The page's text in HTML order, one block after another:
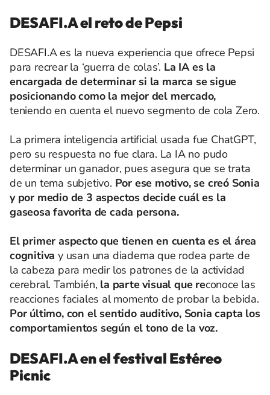
DESAFI.A el reto de Pepsi
DESAFI.A es la nueva experiencia que ofrece Pepsi
para recrear la ‘guerra de colas’. La IA es la
encargada de determinar si la marca se sigue
posicionando como la mejor del mercado,
teniendo en cuenta el nuevo segmento de cola Zero.
La primera inteligencia artificial usada fue ChatGPT,
pero su respuesta no fue clara. La IA no pudo
determinar un ganador, pues asegura que se trata
de un tema subjetivo. Por ese motivo, se creó Sonia
y por medio de 3 aspectos decide cuál es la
gaseosa favorita de cada persona.
El primer aspecto que tienen en cuenta es el área
cognitivay usan una diadema que rodea parte de
la cabeza para medir los patrones de la actividad
cerebral. También, la parte visual que reconoce las
reacciones faciales al momento de probar la bebida.
Por último, con el sentido auditivo, Sonia capta los
comportamientos según el tono de la voz.
DESAFI.A en el festival Estéreo
Picnic